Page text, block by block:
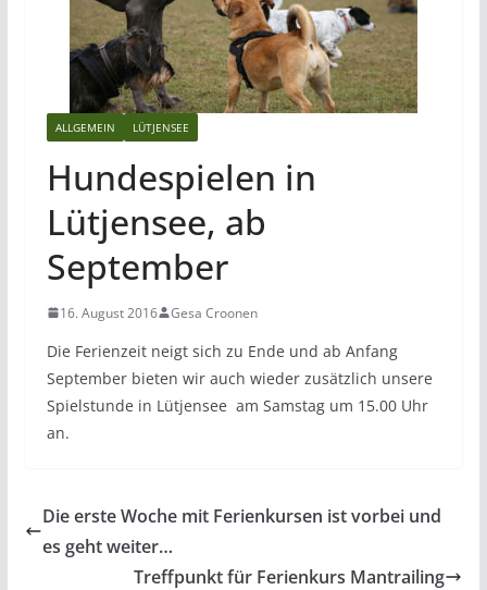
ALLGEMEIN LÜTJENSEE
Hundespielen in
Lütjensee, ab
September
16. August 2016 Gesa Croonen
Die Ferienzeit neigt sich zu Ende und ab Anfang
September bieten wir auch wieder zusätzlich unsere
Spielstunde in Lütjensee am Samstag um 15.00 Uhr
an.
Die erste Woche mit Ferienkursen ist vorbei und
es geht weiter…
Treffpunkt für Ferienkurs Mantrailing